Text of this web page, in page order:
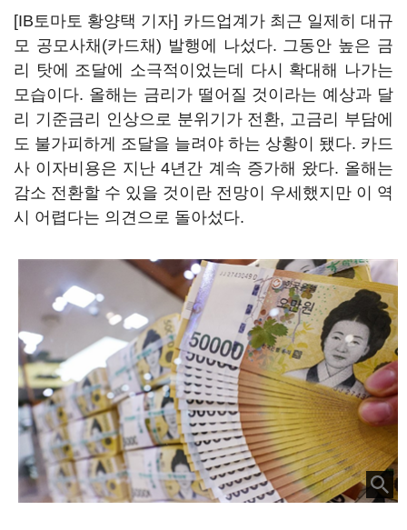
[IB토마토 황양택 기자] 카드업계가 최근 일제히 대규
모 공모사채(카드채) 발행에 나섰다. 그동안 높은 금
리 탓에 조달에 소극적이었는데 다시 확대해 나가는
모습이다. 올해는 금리가 떨어질 것이라는 예상과 달
리 기준금리 인상으로 분위기가 전환, 고금리 부담에
도 불가피하게 조달을 늘려야 하는 상황이 됐다. 카드
사 이자비용은 지난 4년간 계속 증가해 왔다. 올해는
감소 전환할 수 있을 것이란 전망이 우세했지만 이 역
시 어렵다는 의견으로 돌아섰다.